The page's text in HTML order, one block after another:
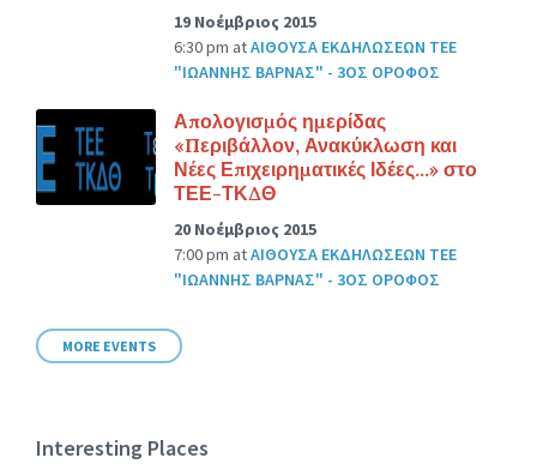
19 Νοέμβριος 2015
6:30 pm atΑΙΘΟΥΣΑ ΕΚΔΗΛΩΣΕΩΝ ΤΕΕ
"ΙΩΑΝΝΗΣ ΒΑΡΝΑΣ" - 3ΟΣ ΟΡΟΦΟΣ
Απολογισμός ημερίδας
«Περιβάλλον, Ανακύκλωση και
Νέες Επιχειρηματικές Ιδέες…» στο
ΤΕΕ-ΤΚΔΘ
20 Νοέμβριος 2015
7:00 pm atΑΙΘΟΥΣΑ ΕΚΔΗΛΩΣΕΩΝ ΤΕΕ
"ΙΩΑΝΝΗΣ ΒΑΡΝΑΣ" - 3ΟΣ ΟΡΟΦΟΣ
MORE EVENTS
Interesting Places